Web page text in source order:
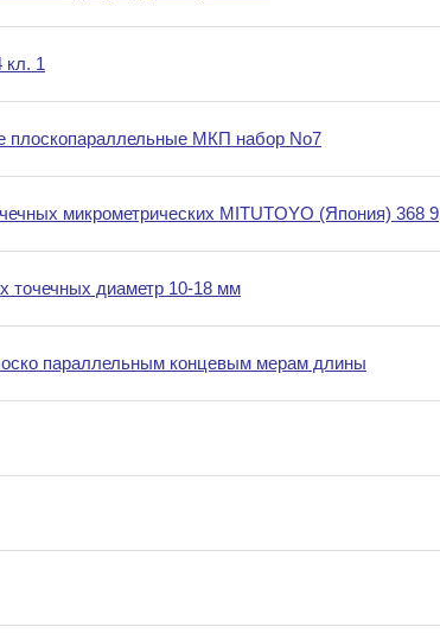
кл. 1
МКП набор No7
микрометрических MITUTOYO (Япония) 368 9
точечных диаметр 10-18 мм
параллельным концевым мерам длины